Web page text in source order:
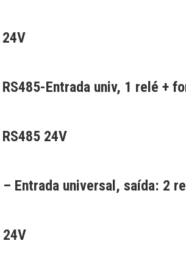
24V
RS485-Entrada univ, 1 relé +
24V
– Entrada universal, saída: 2
24V